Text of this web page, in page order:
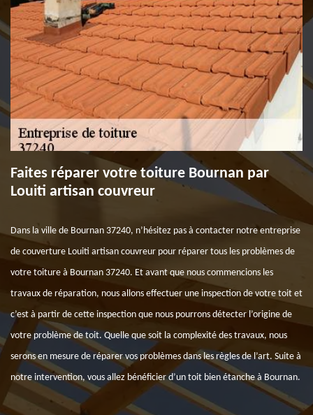
Faites réparer votre toiture Bournan par
Louiti artisan couvreur
Dans la ville de Bournan 37240, n’hésitez pas à contacter notre entreprise
de couverture Louiti artisan couvreur pour réparer tous les problèmes de
votre toiture à Bournan 37240. Et avant que nous commencions les
travaux de réparation, nous allons effectuer une inspection de votre toit et
c’est à partir de cette inspection que nous pourrons détecter l’origine de
votre problème de toit. Quelle que soit la complexité des travaux, nous
serons en mesure de réparer vos problèmes dans les règles de l’art. Suite à
notre intervention, vous allez bénéficier d’un toit bien étanche à Bournan.